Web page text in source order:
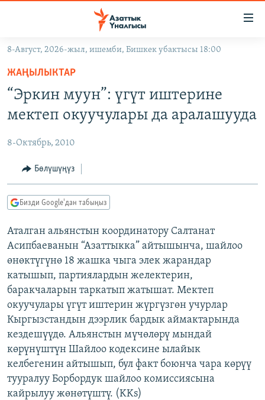
Навигацияга
өтүңүз
Издөөгө
салыңыз
КЫРГЫЗСТАН
КЫРГЫЗСТАН
ЭКОНОМИКА
МАДАНИЯТ
ДҮЙНӨ
БОРБОР АЗИЯ
АТАЙЫН ИЛИКТӨӨ
ТВ ПРОГРАММАЛАР
ЭКСПЕРТТЕР ТАЛДАЙТ
БИЗ ЖАНА ДҮЙНӨ
ЭЖЕ-СИҢДИЛЕР
ЫҢГАЙСЫЗ СУРООЛОР
ӨЗГӨЧӨ ПИКИР
Русский
ОНЛАЙН ШЕРИНЕ
ЭЕ/АРнун бардык сайттары
8-Август, 2026-жыл, ишемби, Бишкек убактысы 18:00
ЖАҢЫЛЫКТАР
“Эркин муун”: үгүт иштерине
мектеп окуучулары да аралашууда
8-Октябрь, 2010
Бөлүшүңүз
Бизди Google'дан табыңыз
Аталган альянстын координатору Салтанат
Асипбаеванын “Азаттыкка” айтышынча, шайлоо
өнөктүгүнө 18 жашка чыга элек жарандар
катышып, партиялардын желектерин,
баракчаларын таркатып жатышат. Мектеп
окуучулары үгүт иштерин жүргүзгөн учурлар
Кыргызстандын дээрлик бардык аймактарында
кездешүүдө. Альянстын мүчөлөрү мындай
көрүнүштүн Шайлоо кодексине ылайык
келбегенин айтышып, бул факт боюнча чара көрүү
тууралуу Борбордук шайлоо комиссиясына
кайрылуу жөнөтүштү. (KKs)